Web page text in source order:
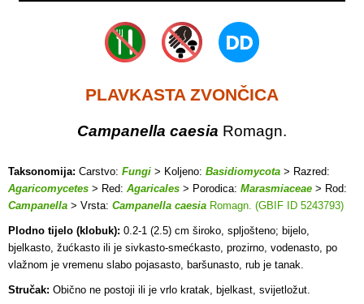
PLAVKASTA ZVONČICA
Campanella caesia Romagn.
Taksonomija: Carstvo: Fungi > Koljeno: Basidiomycota > Razred:
Agaricomycetes > Red: Agaricales > Porodica: Marasmiaceae > Rod:
Campanella > Vrsta: Campanella caesia Romagn. (GBIF ID 5243793)
Plodno tijelo (klobuk): 0.2-1 (2.5) cm široko, spljošteno; bijelo,
bjelkasto, žućkasto ili je sivkasto-smećkasto, prozirno, vodenasto, po
vlažnom je vremenu slabo pojasasto, baršunasto, rub je tanak.
Stručak: Obično ne postoji ili je vrlo kratak, bjelkast, svijetložut.